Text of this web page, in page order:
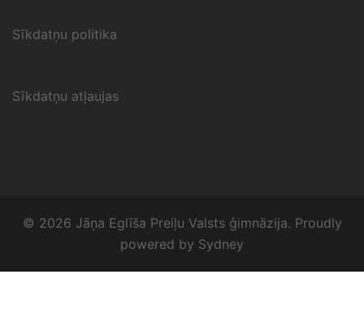
Sīkdatņu politika
Sīkdatņu atļaujas
© 2026 Jāņa Eglīša Preiļu Valsts ģimnāzija. Proudly
powered by Sydney